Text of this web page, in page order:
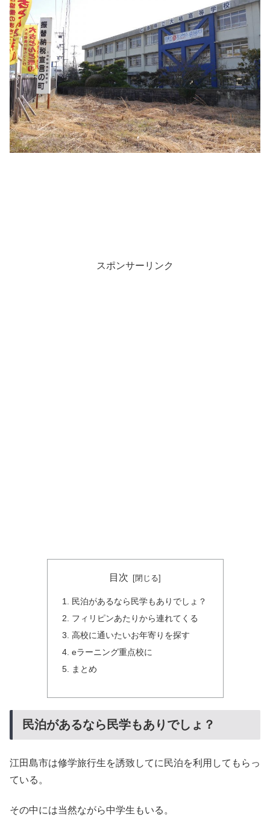
スポンサーリンク
目次
民泊があるなら民学もありでしょ？
フィリピンあたりから連れてくる
高校に通いたいお年寄りを探す
eラーニング重点校に
まとめ
民泊があるなら民学もありでしょ？
江田島市は修学旅行生を誘致してに民泊を利用してもらっ
ている。
その中には当然ながら中学生もいる。